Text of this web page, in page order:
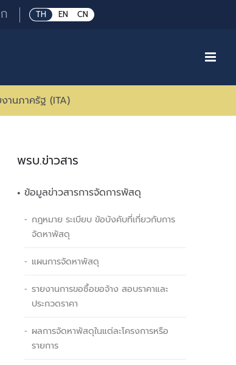
TH EN CN
กLarge
font
านภาครัฐ (ITA)
พรบ.ข่าวสาร
ข้อมูลข่าวสารการจัดการพัสดุ
กฎหมาย ระเบียบ ข้อบังคับที่เกี่ยวกับการ
จัดหาพัสดุ
แผนการจัดหาพัสดุ
รายงานการขอซื้อขอจ้าง สอบราคาและ
ประกวดราคา
ผลการจัดหาพัสดุในแต่ละโครงการหรือ
รายการ